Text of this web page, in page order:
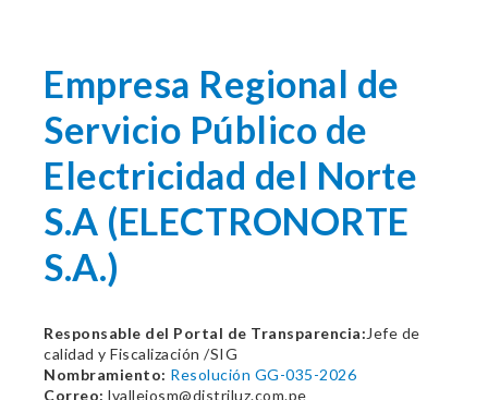
Empresa Regional de
Servicio Público de
Electricidad del Norte
S.A (ELECTRONORTE
S.A.)
Responsable del Portal de Transparencia: Jefe de
calidad y Fiscalización /SIG
Nombramiento: Resolución GG-035-2026
Correo: lvallejosm@distriluz.com.pe